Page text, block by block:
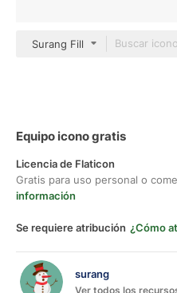
Surang Fill
Equipo icono gratis
Licencia de Flaticon
Gratis para uso personal o
información
Se requiere atribución ¿Cómo
surang
Ver todos los